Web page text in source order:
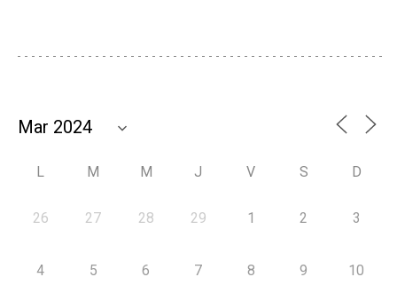
L M M J V S D
26 27 28 29 1 2 3
4 5 6 7 8 9 10